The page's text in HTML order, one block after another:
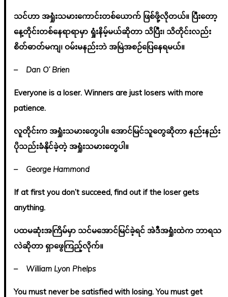
သင်ဟာ အရှုံးသမားကောင်းတစ်ယောက် ဖြစ်ဖို့လိုတယ်။ ပြီးတော့
နေ့တိုင်းတစ်နေရာရာမှာ ရှုံးနိမ့်မယ်ဆိုတာ သိပြီး၊ သိတိုင်းလည်း
စိတ်ဓာတ်မကျ၊ ဝမ်းမနည်းဘဲ အမြဲအစဉ်ပြေနေရမယ်။
– Dan O’ Brien
Everyone is a loser. Winners are just losers with more
patience.
လူတိုင်းက အရှုံးသမားတွေပါ။ အောင်မြင်သူတွေဆိုတာ နည်းနည်း
ပိုသည်းခံနိုင်ခဲ့တဲ့ အရှုံးသမားတွေပါ။
– George Hammond
If at first you don’t succeed, find out if the loser gets
anything.
ပထမဆုံးအကြိမ်မှာ သင်မအောင်မြင်ခဲ့ရင် အဲဒီအရှုံးထဲက ဘာရသ
လဲဆိုတာ ရှာဖွေကြည့်လိုက်။
– William Lyon Phelps
You must never be satisfied with losing. You must get